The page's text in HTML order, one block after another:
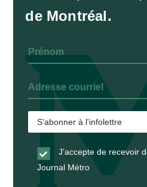
de Montréal.
J’accepte de recevoir
Journal Métro